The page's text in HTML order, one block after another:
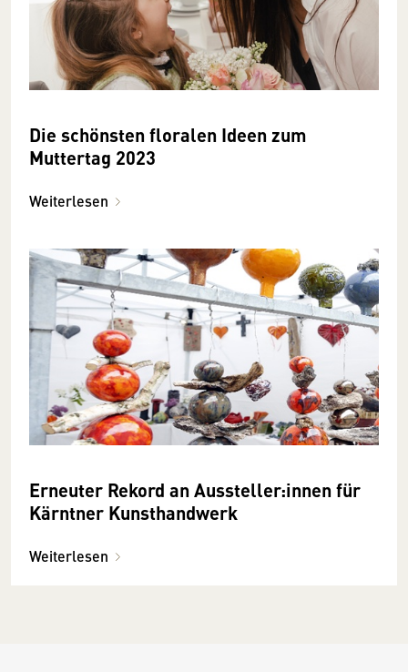
Die schönsten floralen Ideen zum
Muttertag 2023
Weiterlesen
Erneuter Rekord an Aussteller:innen für
Kärntner Kunsthandwerk
Weiterlesen